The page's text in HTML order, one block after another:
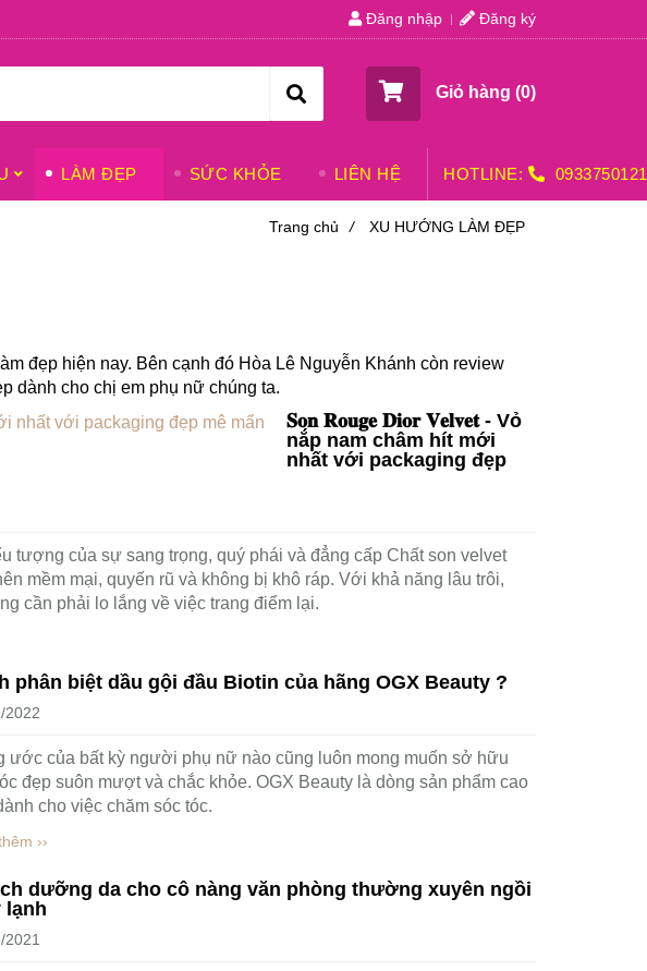
Đăng nhập Đăng ký
Giỏ hàng (0)
LÀM ĐẸP SỨC KHỎE LIÊN HỆ HOTLINE: 0933750121
Trang chủ / XU HƯỚNG LÀM ĐẸP
đẹp hiện nay. Bên cạnh đó Hòa Lê Nguyễn Khánh còn review
dành cho chị em phụ nữ chúng ta.
𝐒𝐨𝐧 𝐑𝐨𝐮𝐠𝐞 𝐃𝐢𝐨𝐫 𝐕𝐞𝐥𝐯𝐞𝐭 - Vỏ
nắp nam châm hít mới
nhất với packaging đẹp
tượng của sự sang trọng, quý phái và đẳng cấp Chất son velvet
mềm mại, quyến rũ và không bị khô ráp. Với khả năng lâu trôi,
cần phải lo lắng về việc trang điểm lại.
phân biệt dầu gội đầu Biotin của hãng OGX Beauty ?
2022
ước của bất kỳ người phụ nữ nào cũng luôn mong muốn sở hữu
đẹp suôn mượt và chắc khỏe. OGX Beauty là dòng sản phẩm cao
cho việc chăm sóc tóc.
››
dưỡng da cho cô nàng văn phòng thường xuyên ngồi
lạnh
2021